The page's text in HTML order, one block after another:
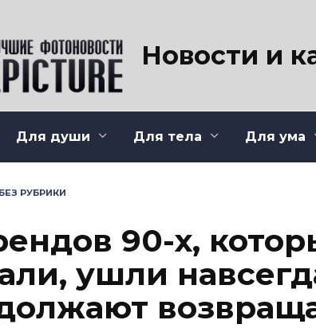
Новости и
Для души Для тела Для ума
БЕЗ РУБРИКИ
90-х,
ушли